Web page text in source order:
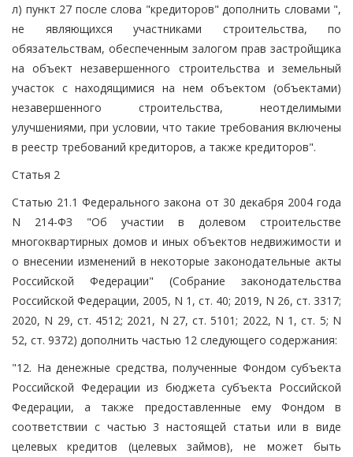
л) пункт 27 после слова "кредиторов" дополнить словами ",
не являющихся участниками строительства, по
обязательствам, обеспеченным залогом прав застройщика
на объект незавершенного строительства и земельный
участок с находящимися на нем объектом (объектами)
незавершенного строительства, неотделимыми
улучшениями, при условии, что такие требования включены
в реестр требований кредиторов, а также кредиторов".
Статья 2
Статью 21.1 Федерального закона от 30 декабря 2004 года
N 214-ФЗ "Об участии в долевом строительстве
многоквартирных домов и иных объектов недвижимости и
о внесении изменений в некоторые законодательные акты
Российской Федерации" (Собрание законодательства
Российской Федерации, 2005, N 1, ст. 40; 2019, N 26, ст. 3317;
2020, N 29, ст. 4512; 2021, N 27, ст. 5101; 2022, N 1, ст. 5; N
52, ст. 9372) дополнить частью 12 следующего содержания:
"12. На денежные средства, полученные Фондом субъекта
Российской Федерации из бюджета субъекта Российской
Федерации, а также предоставленные ему Фондом в
соответствии с частью 3 настоящей статьи или в виде
целевых кредитов (целевых займов), не может быть